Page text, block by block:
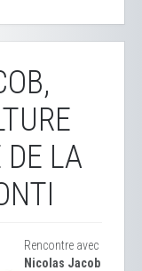
LA
Rencontre avec
Nicolas Jacob